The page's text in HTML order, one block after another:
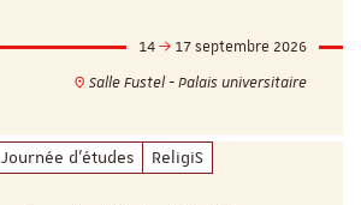
14
17 septembre 2026
Salle Fustel - Palais universitaire
Journée d'études ReligiS